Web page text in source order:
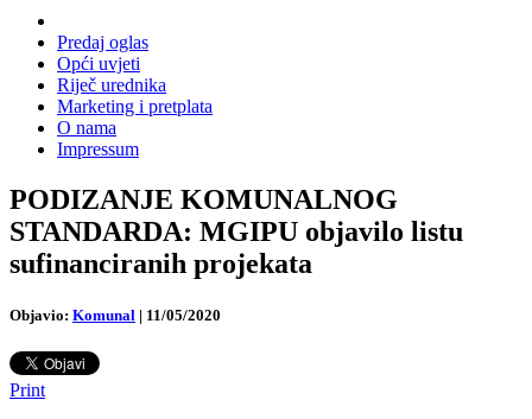
Predaj oglas
Opći uvjeti
Riječ urednika
Marketing i pretplata
O nama
Impressum
PODIZANJE KOMUNALNOG
STANDARDA: MGIPU objavilo listu
sufinanciranih projekata
Objavio: Komunal | 11/05/2020
Print